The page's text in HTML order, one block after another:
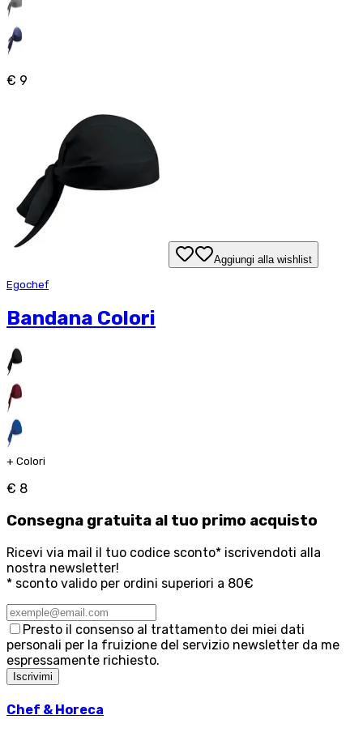
€ 9
Aggiungi alla wishlist
Egochef
Bandana Colori
+ Colori
€ 8
Consegna gratuita al tuo primo acquisto
Ricevi via mail il tuo codice sconto* iscrivendoti alla
nostra newsletter!
* sconto valido per ordini superiori a 80€
Presto il consenso al trattamento dei miei dati
personali per la fruizione del servizio newsletter da me
espressamente richiesto.
Iscrivimi
Chef & Horeca